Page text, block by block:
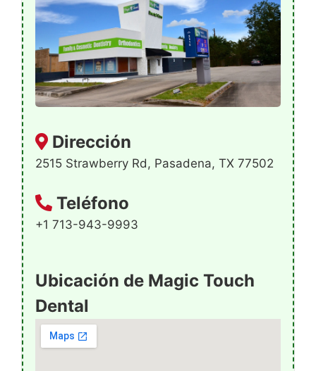
Dirección
2515 Strawberry Rd, Pasadena, TX 77502
Teléfono
+1 713-943-9993
Ubicación de Magic Touch
Dental